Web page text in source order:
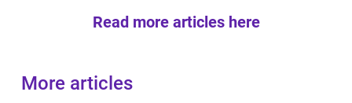
Read more articles here
More articles